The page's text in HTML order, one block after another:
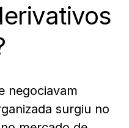
negociavam
surgiu no